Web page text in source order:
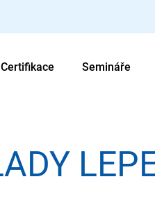
Certifikace Semináře